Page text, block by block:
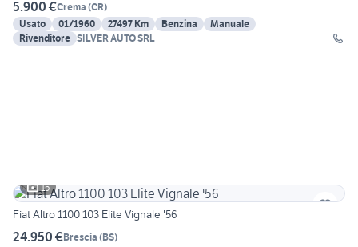
5.900 €Crema (CR)
Usato
01/1960 27497 Km Benzina
Manuale
Rivenditore SILVER AUTO SRL
15
Fiat Altro 1100 103 Elite Vignale '56
24.950 €Brescia (BS)